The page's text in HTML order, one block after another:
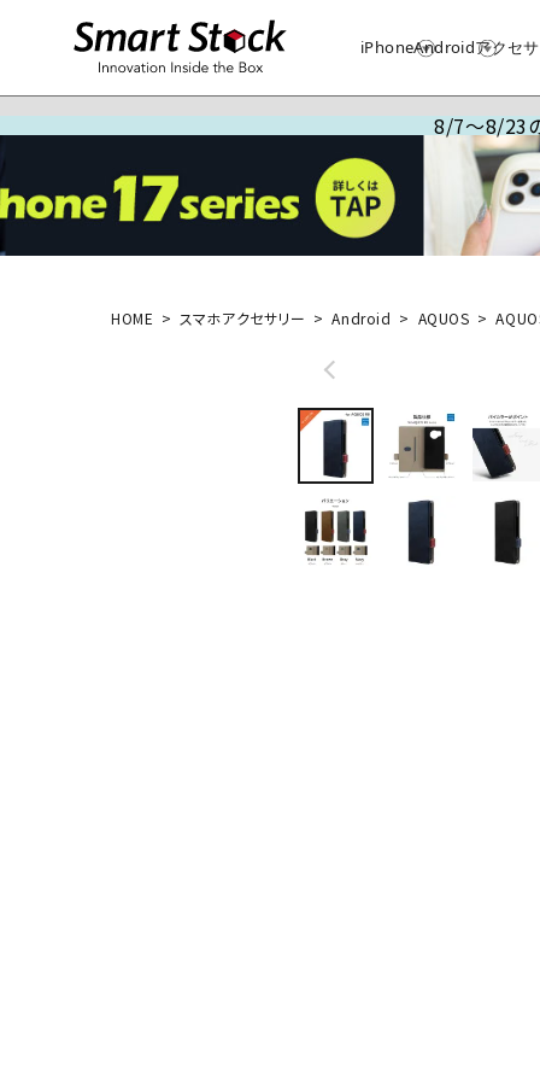
iPhoneAndroidアクセ
8/7～8/23
HOME スマホアクセサリー Android AQUOS